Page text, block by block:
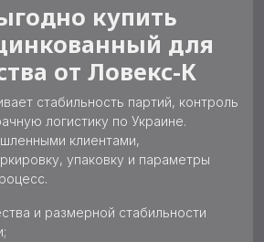
купить
для
от Ловекс-К
стабильность партий, контроль
логистику по Украине.
клиентами,
упаковку и параметры
и размерной стабильности